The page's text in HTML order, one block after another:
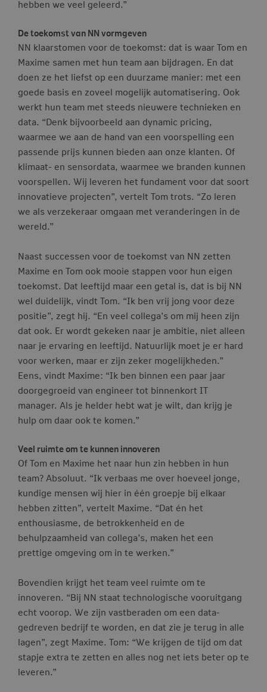
hebben we veel geleerd.”
De toekomst van NN vormgeven
NN klaarstomen voor de toekomst: dat is waar Tom en
Maxime samen met hun team aan bijdragen. En dat
doen ze het liefst op een duurzame manier: met een
goede basis en zoveel mogelijk automatisering. Ook
werkt hun team met steeds nieuwere technieken en
data. “Denk bijvoorbeeld aan dynamic pricing,
waarmee we aan de hand van een voorspelling een
passende prijs kunnen bieden aan onze klanten. Of
klimaat- en sensordata, waarmee we branden kunnen
voorspellen. Wij leveren het fundament voor dat soort
innovatieve projecten”, vertelt Tom trots. “Zo leren
we als verzekeraar omgaan met veranderingen in de
wereld.”
Naast successen voor de toekomst van NN zetten
Maxime en Tom ook mooie stappen voor hun eigen
toekomst. Dat leeftijd maar een getal is, dat is bij NN
wel duidelijk, vindt Tom. “Ik ben vrij jong voor deze
positie”, zegt hij. “En veel collega’s om mij heen zijn
dat ook. Er wordt gekeken naar je ambitie, niet alleen
naar je ervaring en leeftijd. Natuurlijk moet je er hard
voor werken, maar er zijn zeker mogelijkheden.”
Eens, vindt Maxime: “Ik ben binnen een paar jaar
doorgegroeid van engineer tot binnenkort IT
manager. Als je helder hebt wat je wilt, dan krijg je
hulp om daar ook te komen.”
Veel ruimte om te kunnen innoveren
Of Tom en Maxime het naar hun zin hebben in hun
team? Absoluut. “Ik verbaas me over hoeveel jonge,
kundige mensen wij hier in één groepje bij elkaar
hebben zitten”, vertelt Maxime. “Dat én het
enthousiasme, de betrokkenheid en de
behulpzaamheid van collega’s, maken het een
prettige omgeving om in te werken.”
Bovendien krijgt het team veel ruimte om te
innoveren. “Bij NN staat technologische vooruitgang
echt voorop. We zijn vastberaden om een data-
gedreven bedrijf te worden, en dat zie je terug in alle
lagen”, zegt Maxime. Tom: “We krijgen de tijd om dat
stapje extra te zetten en alles nog net iets beter op te
leveren.”